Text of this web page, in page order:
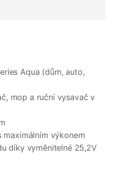
Aqua (dům, auto,
mop a ruční vysavač v
maximálním výkonem
díky vyměnitelné 25,2V